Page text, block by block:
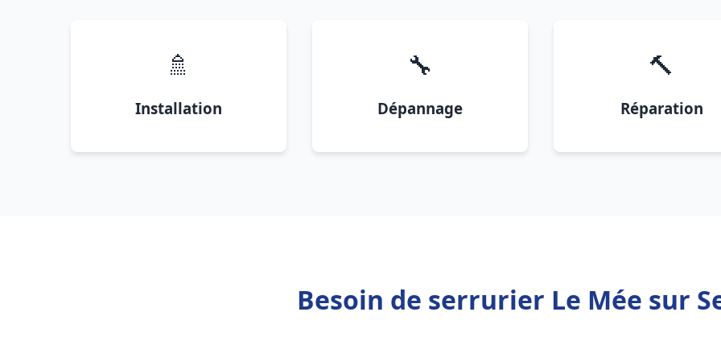
🚿
Installation
🔧
Dépannage
🔨
Réparation
Besoin de serrurier Le Mée sur